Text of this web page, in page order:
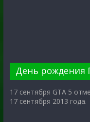
День рождения
17 сентября GTA 5
17 сентября 2013 года.